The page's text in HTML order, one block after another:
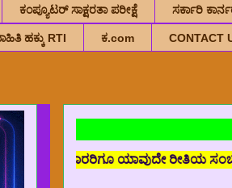
ಕಂಪ್ಯೂಟರ್ ಸಾಕ್ಷರತಾ ಪರೀಕ್ಷೆ ಸರ್ಕಾರಿ
ಹಕ್ಕು RTI ಕ.com CONTACT
ರೀತಿಯ ಸಂಬಂಧವಿರುವುದಿಲ್ಲ. ಈ